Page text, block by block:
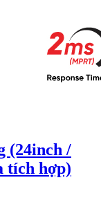
(24inch /
tích hợp)